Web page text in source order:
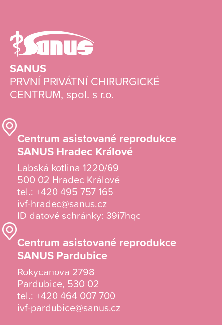
SANUS
PRVNÍ PRIVÁTNÍ CHIRURGICKÉ
CENTRUM, spol. s r.o.
Centrum asistované reprodukce
SANUS Hradec Králové
Labská kotlina 1220/69
500 02 Hradec Králové
tel.: +420 495 757 165
ivf-hradec@sanus.cz
ID datové schránky: 39i7hqc
Centrum asistované reprodukce
SANUS Pardubice
Rokycanova 2798
Pardubice, 530 02
tel.: +420 464 007 700
ivf-pardubice@sanus.cz